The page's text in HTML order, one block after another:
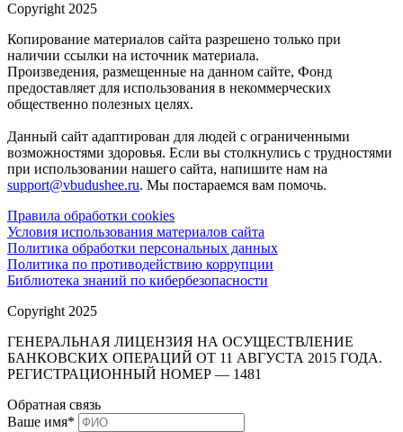
Copyright 2025
Копирование материалов сайта разрешено только при
наличии ссылки на источник материала.
Произведения, размещенные на данном сайте, Фонд
предоставляет для использования в некоммерческих
общественно полезных целях.
Данный сайт адаптирован для людей с ограниченными
возможностями здоровья. Если вы столкнулись с трудностями
при использовании нашего сайта, напишите нам на
support@vbudushee.ru. Мы постараемся вам помочь.
Правила обработки cookies
Условия использования материалов сайта
Политика обработки персональных данных
Политика по противодействию коррупции
Библиотека знаний по кибербезопасности
Copyright 2025
ГЕНЕРАЛЬНАЯ ЛИЦЕНЗИЯ НА ОСУЩЕСТВЛЕНИЕ
БАНКОВСКИХ ОПЕРАЦИЙ ОТ 11 АВГУСТА 2015 ГОДА.
РЕГИСТРАЦИОННЫЙ НОМЕР — 1481
Обратная связь
Ваше имя*